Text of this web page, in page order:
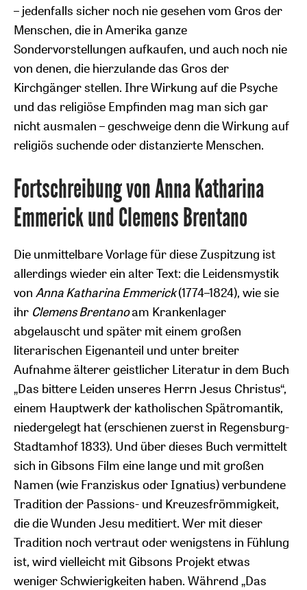
– jedenfalls sicher noch nie gesehen vom Gros der
Menschen, die in Amerika ganze
Sondervorstellungen aufkaufen, und auch noch nie
von denen, die hierzulande das Gros der
Kirchgänger stellen. Ihre Wirkung auf die Psyche
und das religiöse Empfinden mag man sich gar
nicht ausmalen – geschweige denn die Wirkung auf
religiös suchende oder distanzierte Menschen.
Fortschreibung von Anna Katharina
Emmerick und Clemens Brentano
Die unmittelbare Vorlage für diese Zuspitzung ist
allerdings wieder ein alter Text: die Leidensmystik
von Anna Katharina Emmerick(1774–1824), wie sie
ihr Clemens Brentanoam Krankenlager
abgelauscht und später mit einem großen
literarischen Eigenanteil und unter breiter
Aufnahme älterer geistlicher Literatur in dem Buch
„Das bittere Leiden unseres Herrn Jesus Christus“,
einem Hauptwerk der katholischen Spätromantik,
niedergelegt hat (erschienen zuerst in Regensburg-
Stadtamhof 1833). Und über dieses Buch vermittelt
sich in Gibsons Film eine lange und mit großen
Namen (wie Franziskus oder Ignatius) verbundene
Tradition der Passions- und Kreuzesfrömmigkeit,
die die Wunden Jesu meditiert. Wer mit dieser
Tradition noch vertraut oder wenigstens in Fühlung
ist, wird vielleicht mit Gibsons Projekt etwas
weniger Schwierigkeiten haben. Während „Das